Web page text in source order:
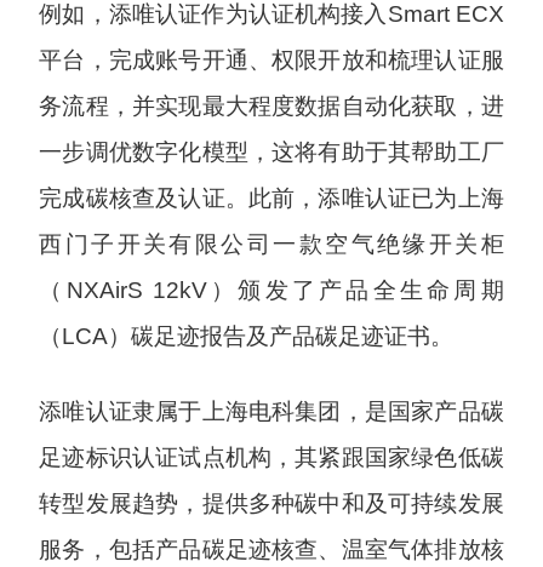
例如，添唯认证作为认证机构接入Smart ECX
平台，完成账号开通、权限开放和梳理认证服
务流程，并实现最大程度数据自动化获取，进
一步调优数字化模型，这将有助于其帮助工厂
完成碳核查及认证。此前，添唯认证已为上海
西门子开关有限公司一款空气绝缘开关柜
（NXAirS 12kV）颁发了产品全生命周期
（LCA）碳足迹报告及产品碳足迹证书。
添唯认证隶属于上海电科集团，是国家产品碳
足迹标识认证试点机构，其紧跟国家绿色低碳
转型发展趋势，提供多种碳中和及可持续发展
服务，包括产品碳足迹核查、温室气体排放核